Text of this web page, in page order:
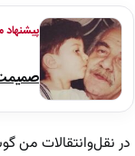
پیشنهاد
در نقل‌وانتقالات من